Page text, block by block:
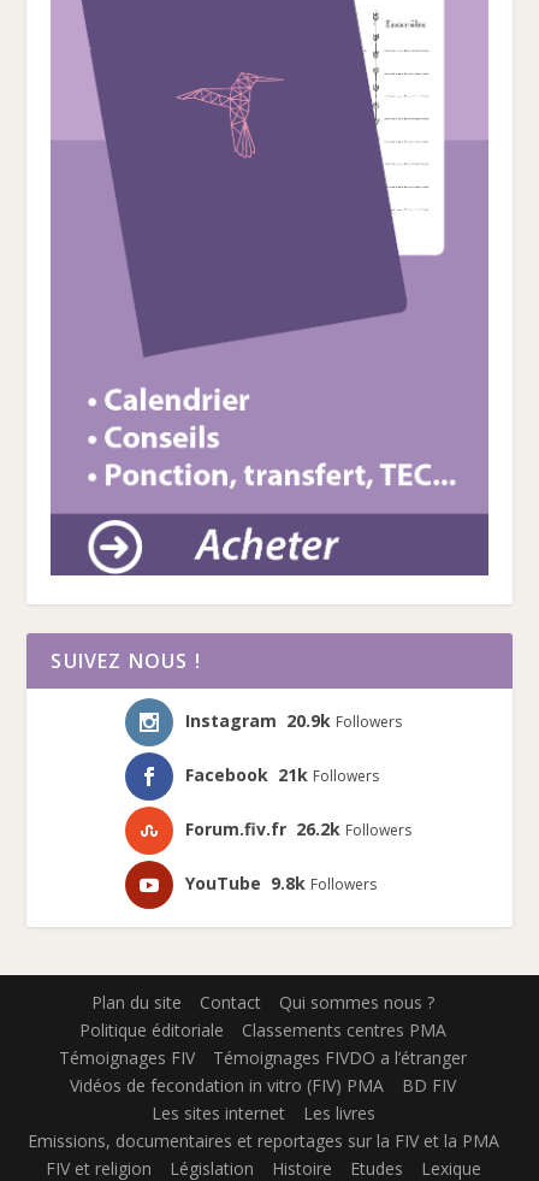
SUIVEZ NOUS !
Instagram 20.9k Followers
Facebook 21k Followers
Forum.fiv.fr 26.2k Followers
YouTube 9.8k Followers
Plan du site Contact
Qui sommes nous ?
Politique éditoriale
Classements centres PMA
Témoignages FIV
Témoignages FIVDO a l’étranger
Vidéos de fecondation in vitro (FIV) PMA
BD FIV
Les sites internet
Les livres
Emissions, documentaires et reportages sur la FIV et la PMA
FIV et religion
Législation Histoire Etudes
Lexique